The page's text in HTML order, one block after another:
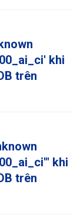
khi
trên
khi
trên